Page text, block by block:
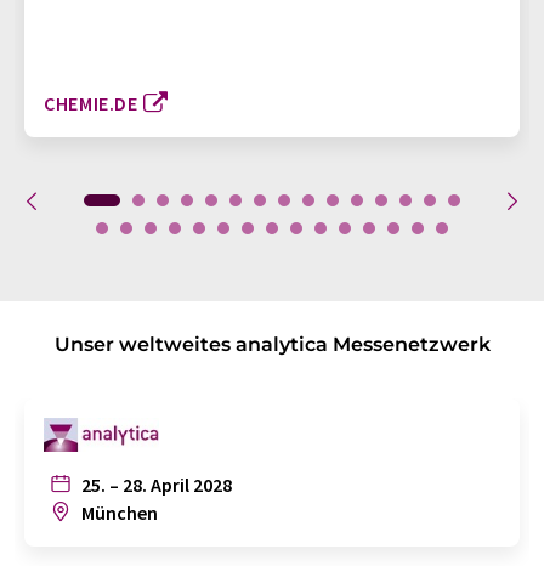
CHEMIE.DE
Unser weltweites analytica Messenetzwerk
25. – 28. April 2028
München